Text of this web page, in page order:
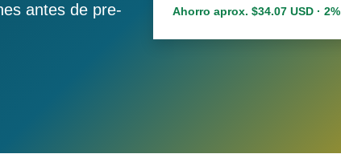
antes de pre-
Ahorro aprox. $34.07 USD · 2%